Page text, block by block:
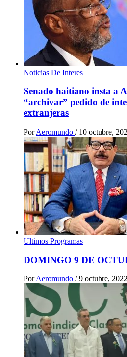
Noticias De Interes
Senado haitiano insta a
“archivar” pedido de
extranjeras
Por Aeromundo / 10 octubre,
Ultimos Programas
DOMINGO 9 DE
Por Aeromundo / 9 octubre, 2022